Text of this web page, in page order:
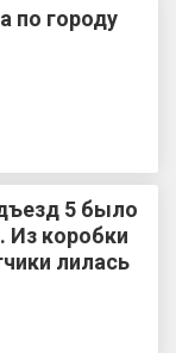
по городу
5 было
Из коробки
лилась